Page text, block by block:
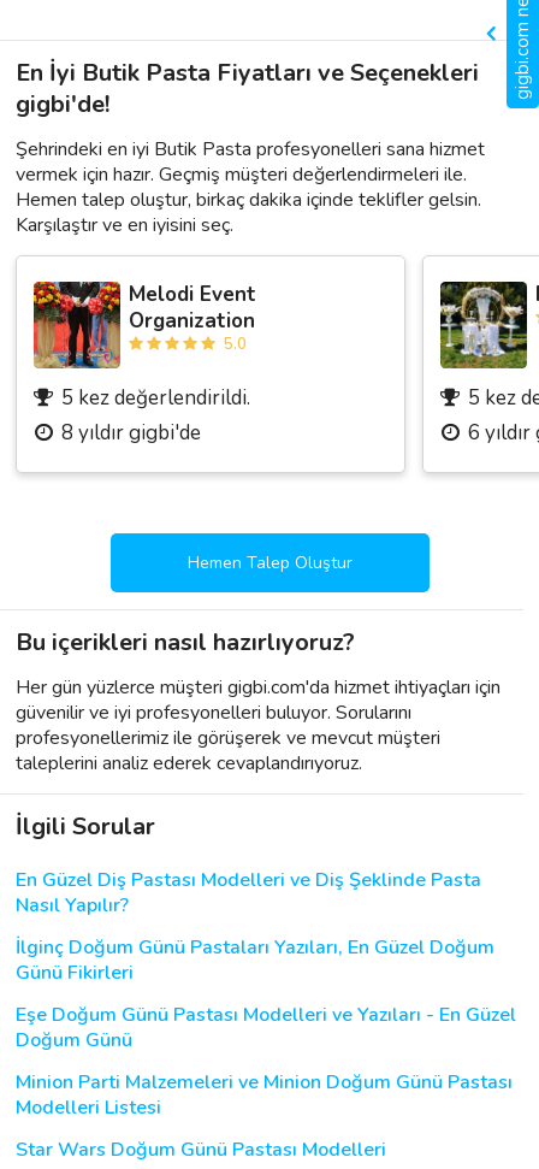
En İyi Butik Pasta Fiyatları ve Seçenekleri
gigbi'de!
Şehrindeki en iyi Butik Pasta profesyonelleri sana hizmet
vermek için hazır. Geçmiş müşteri değerlendirmeleri ile.
Hemen talep oluştur, birkaç dakika içinde teklifler gelsin.
Karşılaştır ve en iyisini seç.
Melodi Event
Organization
5.0
5 kez değerlendirildi.
8 yıldır gigbi'de
5 kez
6
Hemen Talep Oluştur
Bu içerikleri nasıl hazırlıyoruz?
Her gün yüzlerce müşteri gigbi.com'da hizmet ihtiyaçları için
güvenilir ve iyi profesyonelleri buluyor. Sorularını
profesyonellerimiz ile görüşerek ve mevcut müşteri
taleplerini analiz ederek cevaplandırıyoruz.
İlgili Sorular
En Güzel Diş Pastası Modelleri ve Diş Şeklinde Pasta
Nasıl Yapılır?
İlginç Doğum Günü Pastaları Yazıları, En Güzel Doğum
Günü Fikirleri
Eşe Doğum Günü Pastası Modelleri ve Yazıları - En Güzel
Doğum Günü
Minion Parti Malzemeleri ve Minion Doğum Günü Pastası
Modelleri Listesi
Star Wars Doğum Günü Pastası Modelleri
gigbi.com nedir?